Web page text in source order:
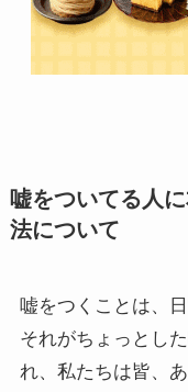
嘘をついてる人
法について
嘘をつくことは、
それがちょっとし
れ、私たちは皆、